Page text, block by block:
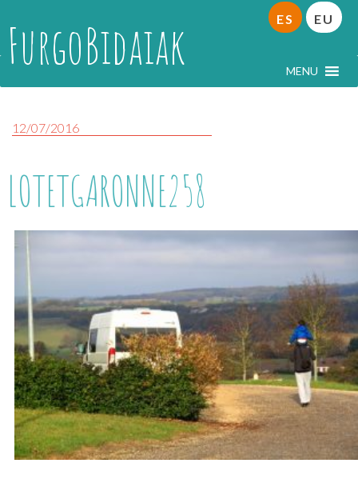
FurgoBidaiak MENU
ES EU
12/07/2016
LOTETGARONNE258